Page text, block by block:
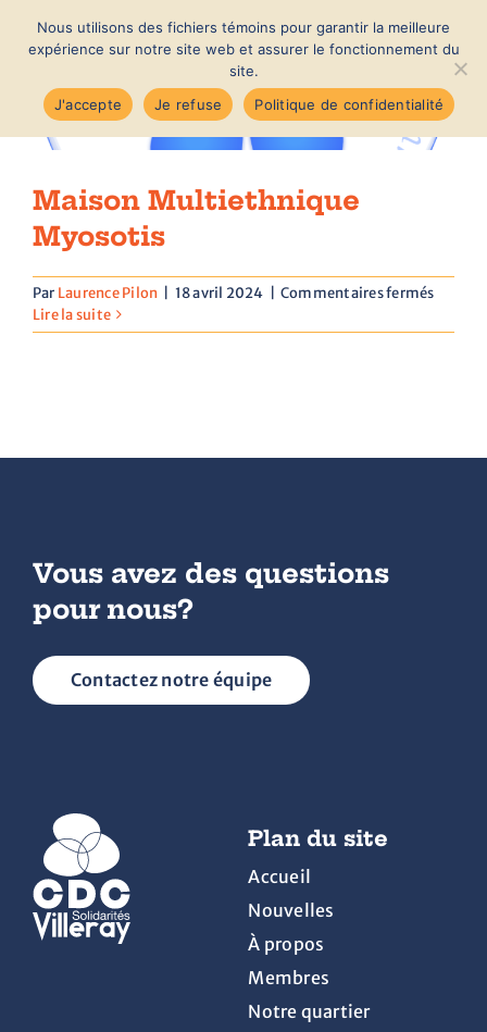
MENU
Accueil
Nouvelles
À propos
Maison Multiethnique
Myosotis
Par Laurence Pilon 18 avril 2024 Commentaires ferméssur
Lire la suite
Vous avez des questions
pour nous?
Contactez notre équipe
Plan du site
Accueil
Nouvelles
À propos
Membres
Notre quartier
Nous utilisons des fichiers témoins pour garantir la meilleure
expérience sur notre site web et assurer le fonctionnement du
site.
J'accepte
Je refuse Politique de confidentialité